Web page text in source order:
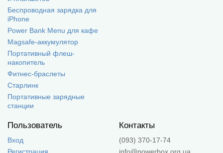
Беспроводная зарядка для
iPhone
Power Bank Menu для кафе
Magsafe-аккумулятор
Портативный флеш-
накопитель
Фитнес-браслеты
Старлинк
Портативные зарядные
станции
Пользователь
Вход
Контакты
(093) 370-17-74